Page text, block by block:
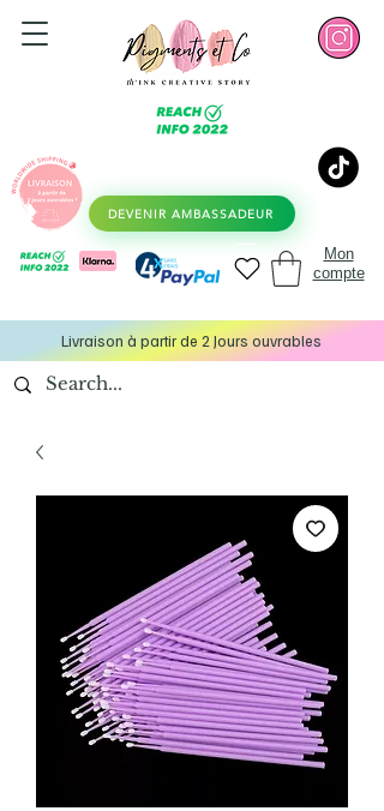
DEVENIR AMBASSADEUR
Mon
compte
Livraison à partir de 2 Jours ouvrables